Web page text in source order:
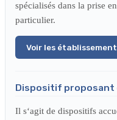
spécialisés dans la prise
particulier.
Voir les
Dispositif proposant
Il s‘agit de dispositifs